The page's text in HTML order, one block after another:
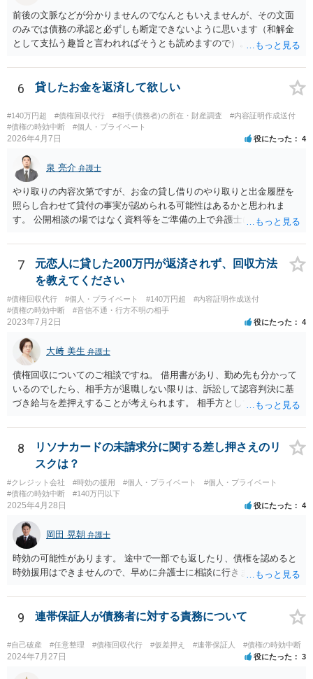
前後の文脈などが分かりませんのでなんともいえませんが、その文面
のみでは債務の承認と必ずしも断定できないように思います（和解金
として支払う趣旨と言われればそうとも読めますので）。 個別具体的
いところがございますので、これまでの電話内容やメールの文面、訴
訟の経過に関する記録等を持って近隣の弁護士にご相談された方がよ
6 貸したお金を返済して欲しい
#140万円超 #債権回収代行 #相手(債務者)の所在・財産調査
#内容証明作成送付
#債権の時効中断
#個人・プライベート
2026年4月7日 役にたった 4
泉 亮介 弁護士
やり取りの内容次第ですが、お金の貸し借りのやり取りと出金履歴を
照らし合わせて貸付の事実が認められる可能性はあるかと思われま
す。 公開相談の場ではなく資料等をご準備の上で弁護士に個別相談さ
7
元恋人に貸した200万円が返済されず、回収方法
を教えてください
#債権回収代行 #個人・プライベート #140万円超
#内容証明作成送付
#債権の時効中断
#音信不通・行方不明の相手
2023年7月2日 役にたった 4
大﨑 美生 弁護士
債権回収についてのご相談ですね。 借用書があり、勤め先も分かって
いるのでしたら、相手方が退職しない限りは、訴訟して認容判決に基
づき給与を差押えすることが考えられます。 相手方としては上記のと
まとまる可能性もあると思います。 借用書などの記録をもって弁護士
にご相談されることをおすすめします。
8
リソナカードの未請求分に関する差し押さえのリ
スクは？
#クレジット会社 #時効の援用 #個人・プライベート
#個人・プライベート
#債権の時効中断
#140万円以下
2025年4月28日 役にたった 4
岡田 晃朝 弁護士
時効の可能性があります。 途中で一部でも返したり、債権を認めると
時効援用はできませんので、早めに弁護士に相談に行きましょう。
9 連帯保証人が債務者に対する責務について
#自己破産 #任意整理 #債権回収代行 #仮差押え #連帯保証人 #債権の時効中断
2024年7月27日 役にたった 3